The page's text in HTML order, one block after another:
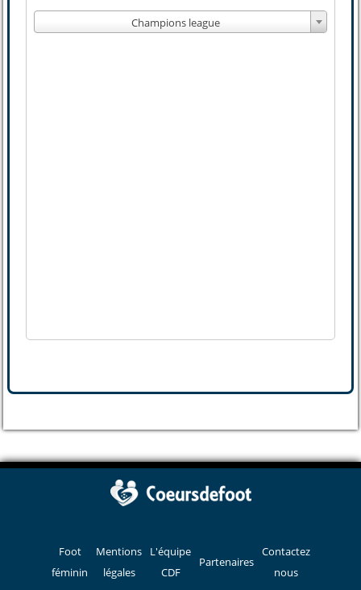
Champions league
Foot
féminin
Mentions
légales
L'équipe
CDF
Partenaires
Contactez
nous